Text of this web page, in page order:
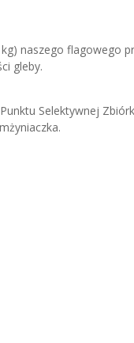
naszego flagowego
gleby.
Selektywnej